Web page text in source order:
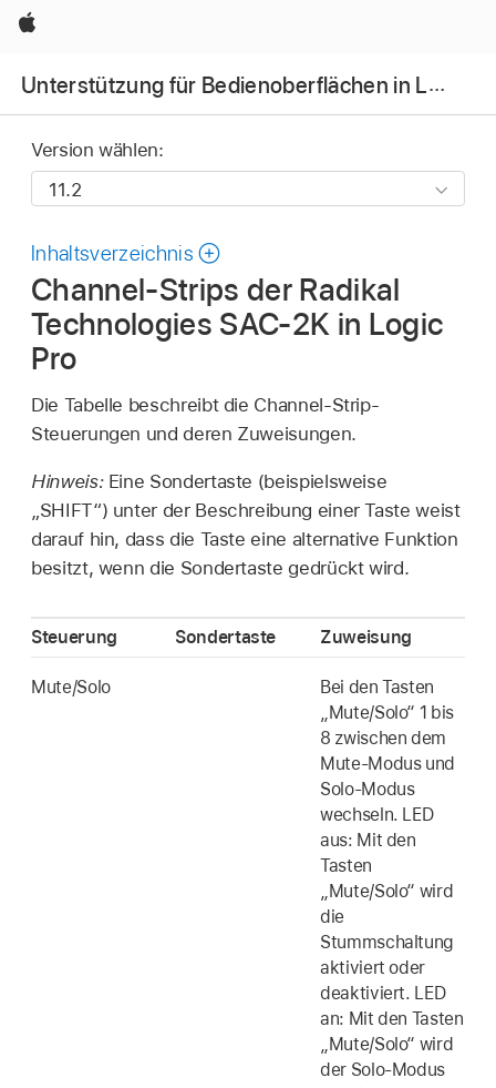
Apple
Unterstützung für Bedienoberflächen in Logic Pro
Version wählen:
Inhaltsverzeichnis
Channel-Strips der Radikal
Technologies SAC-2K in Logic
Pro
Die Tabelle beschreibt die Channel-Strip-
Steuerungen und deren Zuweisungen.
Hinweis: Eine Sondertaste (beispielsweise
„SHIFT“) unter der Beschreibung einer Taste weist
darauf hin, dass die Taste eine alternative Funktion
besitzt, wenn die Sondertaste gedrückt wird.
Steuerung Sondertaste Zuweisung
Mute/Solo
Bei den Tasten
„Mute/Solo“ 1 bis
8 zwischen dem
Mute-Modus und
Solo-Modus
wechseln. LED
aus: Mit den
Tasten
„Mute/Solo“ wird
die
Stummschaltung
aktiviert oder
deaktiviert. LED
an: Mit den Tasten
„Mute/Solo“ wird
der Solo-Modus